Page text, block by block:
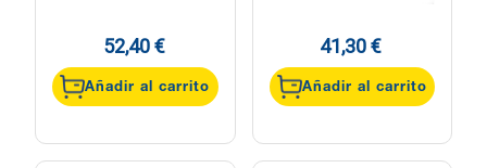
52,40 €
Añadir al carrito
41,30 €
Añadir al carrito